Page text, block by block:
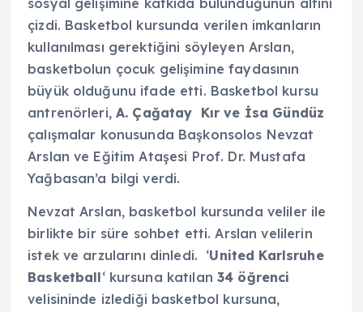
sosyal gelişimine katkıda bulunduğunun altını
çizdi. Basketbol kursunda verilen imkanların
kullanılması gerektiğini söyleyen Arslan,
basketbolun çocuk gelişimine faydasının
büyük olduğunu ifade etti. Basketbol kursu
antrenörleri,A. Çağatay Kır ve İsa Gündüz
çalışmalar konusunda Başkonsolos Nevzat
Arslan ve Eğitim Ataşesi Prof. Dr. Mustafa
Yağbasan’a bilgi verdi.
Nevzat Arslan, basketbol kursunda veliler ile
birlikte bir süre sohbet etti. Arslan velilerin
istek ve arzularını dinledi. ‘United Karlsruhe
Basketball‘ kursuna katılan34 öğrenci
velisininde izlediği basketbol kursuna,